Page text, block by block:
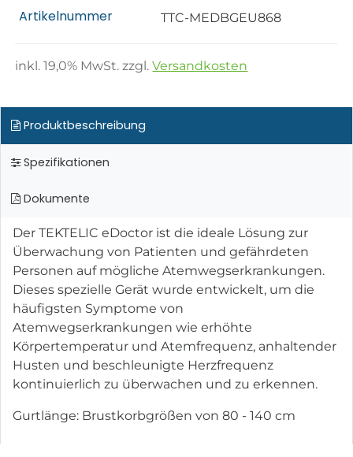
Artikelnummer TTC-MEDBGEU868
inkl.19,0% MwSt. zzgl.Versandkosten
Produktbeschreibung
Spezifikationen
Dokumente
Der TEKTELIC eDoctor ist die ideale Lösung zur
Überwachung von Patienten und gefährdeten
Personen auf mögliche Atemwegserkrankungen.
Dieses spezielle Gerät wurde entwickelt, um die
häufigsten Symptome von
Atemwegserkrankungen wie erhöhte
Körpertemperatur und Atemfrequenz, anhaltender
Husten und beschleunigte Herzfrequenz
kontinuierlich zu überwachen und zu erkennen.
Gurtlänge: Brustkorbgrößen von 80 - 140 cm